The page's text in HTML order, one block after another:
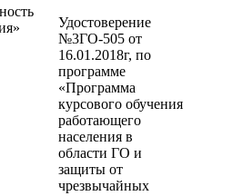
Удостоверение
№3ГО-505 от
16.01.2018г, по
программе
«Программа
курсового обучения
работающего
населения в
области ГО и
защиты от
чрезвычайных